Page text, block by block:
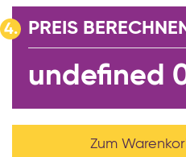
4. PREIS
undefined
Zum